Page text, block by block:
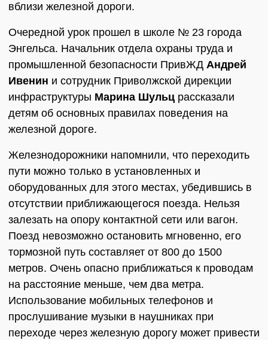
вблизи железной дороги.
Очередной урок прошел в школе № 23 города
Энгельса. Начальник отдела охраны труда и
промышленной безопасности ПривЖД Андрей
Ивенин и сотрудник Приволжской дирекции
инфраструктуры Марина Шульц рассказали
детям об основных правилах поведения на
железной дороге.
Железнодорожники напомнили, что переходить
пути можно только в установленных и
оборудованных для этого местах, убедившись в
отсутствии приближающегося поезда. Нельзя
залезать на опору контактной сети или вагон.
Поезд невозможно остановить мгновенно, его
тормозной путь составляет от 800 до 1500
метров. Очень опасно приближаться к проводам
на расстояние меньше, чем два метра.
Использование мобильных телефонов и
прослушивание музыки в наушниках при
переходе через железную дорогу может привести